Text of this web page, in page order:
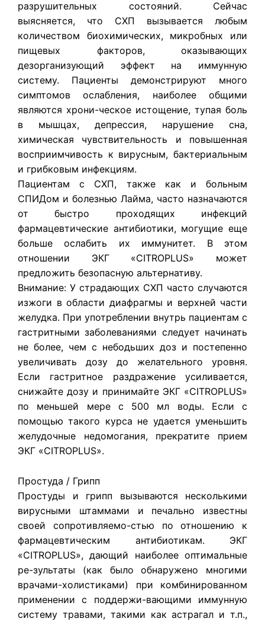
разрушительных состояний. Сейчас
выясняется, что СХП вызывается любым
количеством биохимических, микробных или
пищевых факторов, оказывающих
дезорганизующий эффект на иммунную
систему. Пациенты демонстрируют много
симптомов ослабления, наиболее общими
являются хрони-ческое истощение, тупая боль
в мышцах, депрессия, нарушение сна,
химическая чувствительность и повышенная
восприимчивость к вирусным, бактериальным
и грибковым инфекциям.
Пациентам с СХП, также как и больным
СПИДом и болезнью Лайма, часто назначаются
от быстро проходящих инфекций
фармацевтические антибиотики, могущие еще
больше ослабить их иммунитет. В этом
отношении ЭКГ «CITROPLUS» может
предложить безопасную альтернативу.
Внимание: У страдающих СХП часто случаются
изжоги в области диафрагмы и верхней части
желудка. При употреблении внутрь пациентам с
гастритными заболеваниями следует начинать
не более, чем с небодьших доз и постепенно
увеличивать дозу до желательного уровня.
Если гастритное раздражение усиливается,
снижайте дозу и принимайте ЭКГ «CITROPLUS»
по меньшей мере с 500 мл воды. Если с
помощью такого курса не удается уменьшить
желудочные недомогания, прекратите прием
ЭКГ «CITROPLUS».
Простуда / Грипп
Простуды и грипп вызываются несколькими
вирусными штаммами и печально известны
своей сопротивляемо-стью по отношению к
фармацевтическим антибиотикам. ЭКГ
«CITROPLUS», дающий наиболее оптимальные
ре-зультаты (как было обнаружено многими
врачами-холистиками) при комбинированном
применении с поддержи-вающими иммунную
систему травами, такими как астрагал и т.п.,